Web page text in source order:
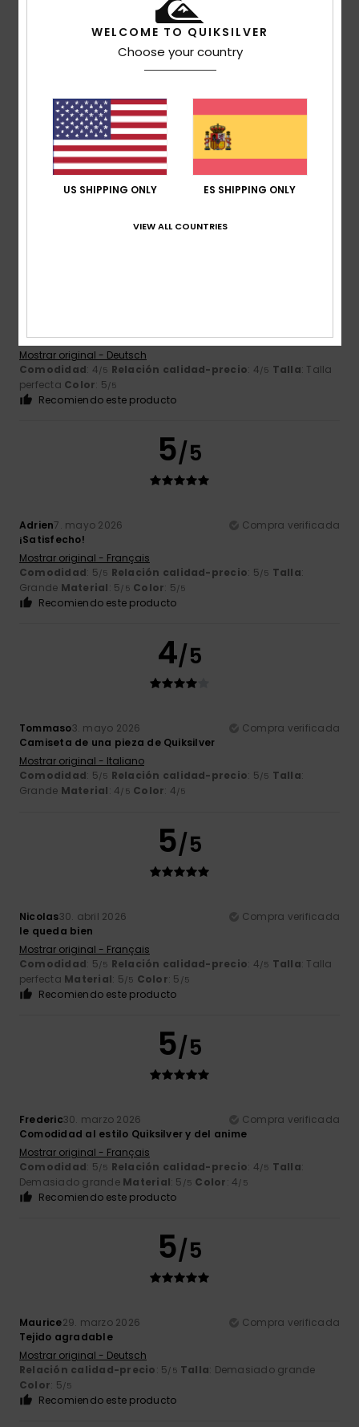
5/5
13. mayo 2026
Compra verificada
Un color poco común y original.
Mostrar original - Français
Comodidad: 5/5 Relación calidad-precio
Recomiendo este producto
Casi perfecto
Mostrar original - Deutsch
Comodidad: 4/5 Relación calidad-precio: 4/5 Talla: Talla
perfecta Color: 5/5
Recomiendo este producto
5/5
Adrien7. mayo 2026
Compra verificada
¡Satisfecho!
Mostrar original - Français
Comodidad: 5/5 Relación calidad-precio: 5/5 Talla:
Grande Material: 5/5 Color: 5/5
Recomiendo este producto
4/5
Tommaso3. mayo 2026
Compra verificada
Camiseta de una pieza de Quiksilver
Mostrar original - Italiano
Comodidad: 5/5 Relación calidad-precio: 5/5 Talla:
Grande Material: 4/5 Color: 4/5
5/5
Nicolas30. abril 2026
Compra verificada
le queda bien
Mostrar original - Français
Comodidad: 5/5 Relación calidad-precio: 4/5 Talla: Talla
perfecta Material: 5/5 Color: 5 /5
Recomiendo este producto
5/5
Frederic30. marzo 2026
Compra verificada
Comodidad al estilo Quiksilver y del anime
Mostrar original - Français
Comodidad: 5/5 Relación calidad-precio: 4/5 Talla:
Demasiado grande Material: 5 /5 Color: 4/5
Recomiendo este producto
5/5
Maurice29. marzo 2026
Compra verificada
Tejido agradable
Mostrar original - Deutsch
Relación calidad-precio: 5/5 Talla: Demasiado grande
Color: 5/5
Recomiendo este producto
WELCOME TO QUIKSILVER
Choose your country
US SHIPPING ONLY ES SHIPPING ONLY
VIEW ALL COUNTRIES